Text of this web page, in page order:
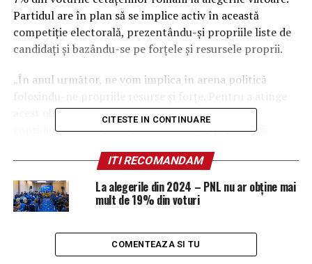
Partidul are în plan să se implice activ în această
competiție electorală, prezentându-și propriile liste de
candidați și bazându-se pe forțele și resursele proprii.
„În anul următor, ne vom implica în arena politică
acest obiectiv, trebuie să depunem eforturi
considerabile, iar succesul nostru ne va permite să
următorii patru ani. Partidul Umanist Social Liberal se
bazează pe politici publice fundamentate pe principii
umaniste și valori proprii. Ne propunem doar să
demonstrăm cetățenilor români că suntem preocupați
de viitorul copiilor noștri, de bunăstarea tinerilor și
seniorilor noștri în viața de zi cu zi. Vom reuși să-i
CITESTE IN CONTINUARE
ITI RECOMANDAM
La alegerile din 2024 – PNL nu ar obține mai
mult de 19% din voturi
COMENTEAZA SI TU